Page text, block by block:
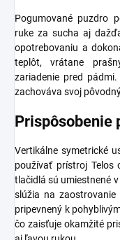
Pogumované puzdro
ruke za sucha aj
opotrebovaniu a
teplôt, vrátane
zariadenie pred
zachováva svoj
Prispôsobenie
Vertikálne symetrické
používať prístroj Telos
tlačidlá sú umiestnené
slúžia na
pripevnený k
čo zaisťuje okamžité